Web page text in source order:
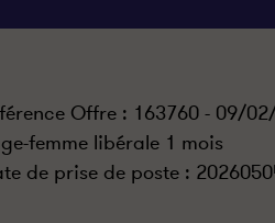
Offre : 163760 - 09/
femme libérale 1 mois
de prise de poste :